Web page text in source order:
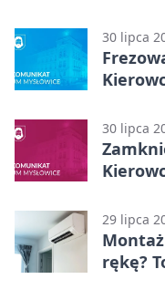
30 lipca
30 lipca
29 lipca
rękę?